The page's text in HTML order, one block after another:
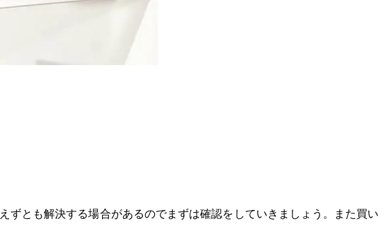
とも解決する場合があるのでまずは確認をしていきましょう。また買い